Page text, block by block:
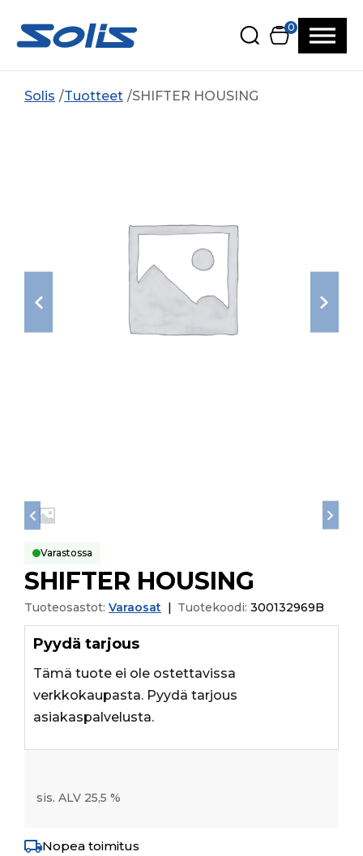
0
Solis Tuotteet SHIFTER HOUSING
Varastossa
SHIFTER HOUSING
Tuoteosastot: Varaosat Tuotekoodi: 300132969B
Pyydä tarjous
Tämä tuote ei ole ostettavissa
verkkokaupasta. Pyydä tarjous
asiakaspalvelusta.
sis. ALV 25,5 %
Nopea toimitus